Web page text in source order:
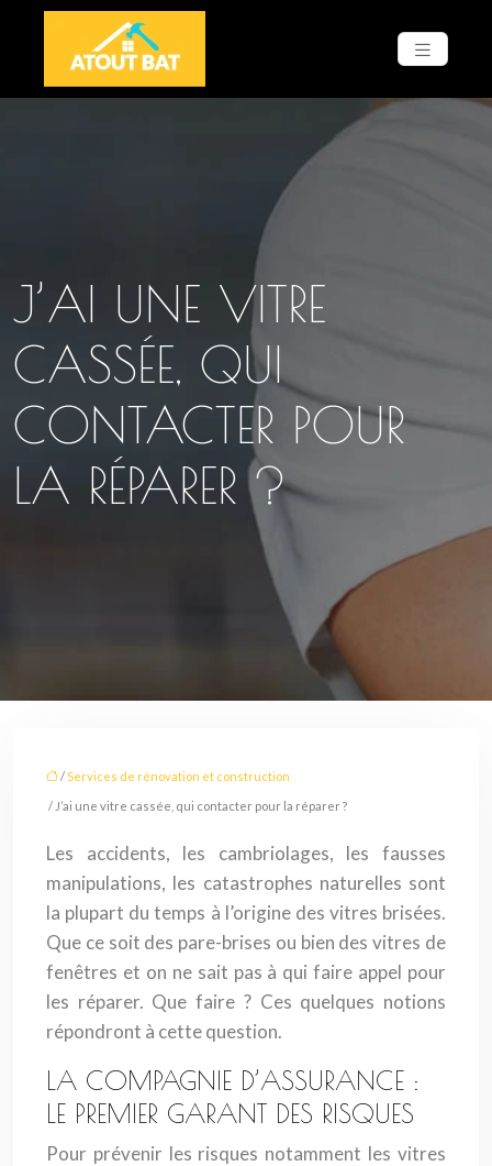
J’AI UNE VITRE
CASSÉE, QUI
CONTACTER POUR
LA RÉPARER ?
/Services de rénovation et construction
/ J’ai une vitre cassée, qui contacter pour la réparer ?
Les accidents, les cambriolages, les fausses
manipulations, les catastrophes naturelles sont
la plupart du temps à l’origine des vitres brisées.
Que ce soit des pare-brises ou bien des vitres de
fenêtres et on ne sait pas à qui faire appel pour
les réparer. Que faire ? Ces quelques notions
répondront à cette question.
LA COMPAGNIE D’ASSURANCE :
LE PREMIER GARANT DES RISQUES
Pour prévenir les risques notamment les vitres